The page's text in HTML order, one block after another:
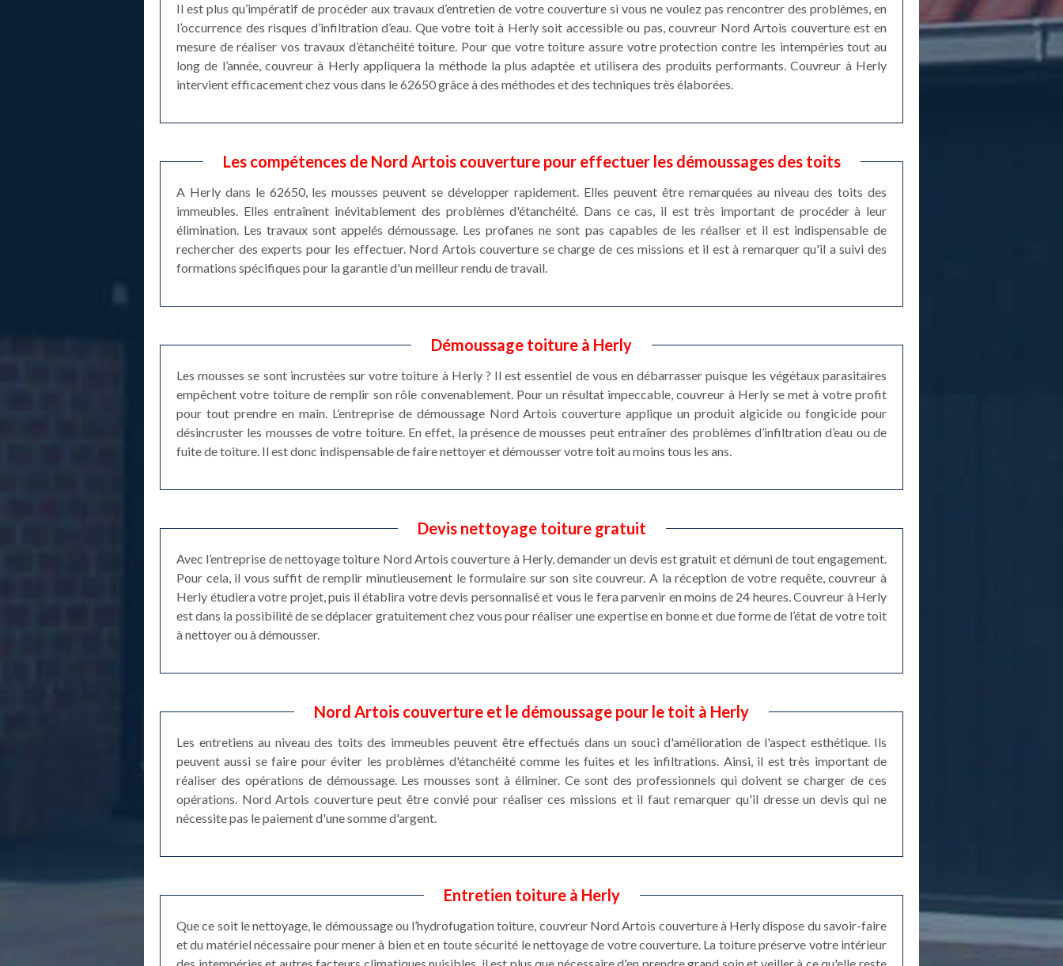
Il est plus qu’impératif de procéder aux travaux d’entretien de votre couverture si vous ne voulez pas rencontrer des problèmes, en
l’occurrence des risques d’infiltration d’eau. Que votre toit à Herly soit accessible ou pas, couvreur Nord Artois couverture est en
mesure de réaliser vos travaux d’étanchéité toiture. Pour que votre toiture assure votre protection contre les intempéries tout au
long de l’année, couvreur à Herly appliquera la méthode la plus adaptée et utilisera des produits performants. Couvreur à Herly
intervient efficacement chez vous dans le 62650 grâce à des méthodes et des techniques très élaborées.
Les compétences de Nord Artois couverture pour effectuer les démoussages des toits
A Herly dans le 62650, les mousses peuvent se développer rapidement. Elles peuvent être remarquées au niveau des toits des
immeubles. Elles entraînent inévitablement des problèmes d'étanchéité. Dans ce cas, il est très important de procéder à leur
élimination. Les travaux sont appelés démoussage. Les profanes ne sont pas capables de les réaliser et il est indispensable de
rechercher des experts pour les effectuer. Nord Artois couverture se charge de ces missions et il est à remarquer qu'il a suivi des
formations spécifiques pour la garantie d'un meilleur rendu de travail.
Démoussage toiture à Herly
Les mousses se sont incrustées sur votre toiture à Herly ? Il est essentiel de vous en débarrasser puisque les végétaux parasitaires
empêchent votre toiture de remplir son rôle convenablement. Pour un résultat impeccable, couvreur à Herly se met à votre profit
pour tout prendre en main. L’entreprise de démoussage Nord Artois couverture applique un produit algicide ou fongicide pour
désincruster les mousses de votre toiture. En effet, la présence de mousses peut entraîner des problèmes d’infiltration d’eau ou de
fuite de toiture. Il est donc indispensable de faire nettoyer et démousser votre toit au moins tous les ans.
Devis nettoyage toiture gratuit
Avec l’entreprise de nettoyage toiture Nord Artois couverture à Herly, demander un devis est gratuit et démuni de tout engagement.
Pour cela, il vous suffit de remplir minutieusement le formulaire sur son site couvreur. A la réception de votre requête, couvreur à
Herly étudiera votre projet, puis il établira votre devis personnalisé et vous le fera parvenir en moins de 24 heures. Couvreur à Herly
est dans la possibilité de se déplacer gratuitement chez vous pour réaliser une expertise en bonne et due forme de l’état de votre toit
à nettoyer ou à démousser.
Nord Artois couverture et le démoussage pour le toit à Herly
Les entretiens au niveau des toits des immeubles peuvent être effectués dans un souci d'amélioration de l'aspect esthétique. Ils
peuvent aussi se faire pour éviter les problèmes d'étanchéité comme les fuites et les infiltrations. Ainsi, il est très important de
réaliser des opérations de démoussage. Les mousses sont à éliminer. Ce sont des professionnels qui doivent se charger de ces
opérations. Nord Artois couverture peut être convié pour réaliser ces missions et il faut remarquer qu'il dresse un devis qui ne
nécessite pas le paiement d'une somme d'argent.
Entretien toiture à Herly
Que ce soit le nettoyage, le démoussage ou l’hydrofugation toiture, couvreur Nord Artois couverture à Herly dispose du savoir-faire
et du matériel nécessaire pour mener à bien et en toute sécurité le nettoyage de votre couverture. La toiture préserve votre intérieur